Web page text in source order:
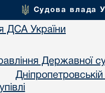
Судова влада
ДСА України
Державної